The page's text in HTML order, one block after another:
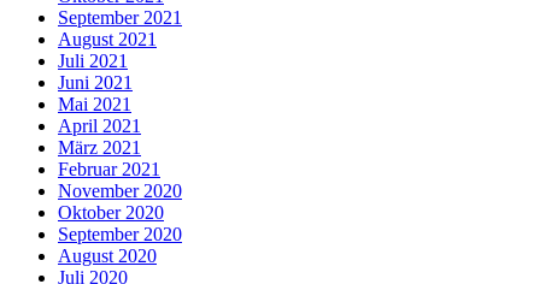
September 2021
August 2021
Juli 2021
Juni 2021
Mai 2021
April 2021
März 2021
Februar 2021
November 2020
Oktober 2020
September 2020
August 2020
Juli 2020